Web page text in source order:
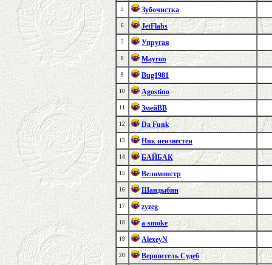
5 Зубочистка
6 JetFlahs
7 Упругая
8 Mayron
9 Bug1981
10 Agostino
11 ЗмейВВ
12 Da Funk
13 Ник неизвестен
14 БАЙБАК
15 Веломонстр
16 Шандыбин
17 zyzeg
18 a-smoke
19 AlexeyN
20 Вершитель Судеб